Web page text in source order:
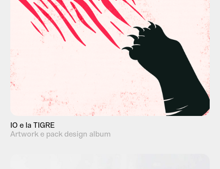
IO e la TIGRE
Artwork e pack design album